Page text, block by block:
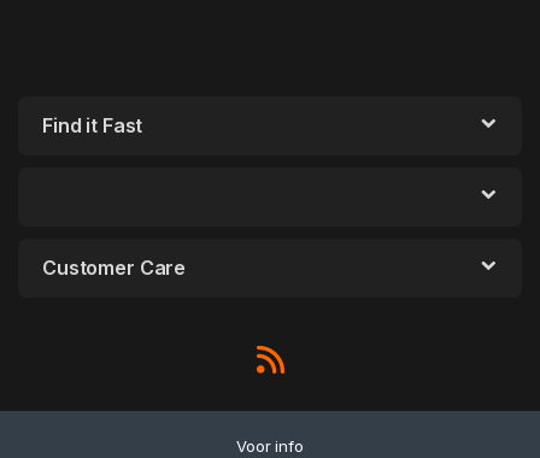
Find it Fast
Customer Care
Voor info